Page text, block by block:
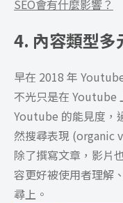
SEO會有什麼影響？
4. 內容類型多
早在 2018 年
不光只是在 Youtube
Youtube 的能見度，
然搜尋表現 (organic
除了撰寫文章，影片
容更好被使用者理解
尋上。